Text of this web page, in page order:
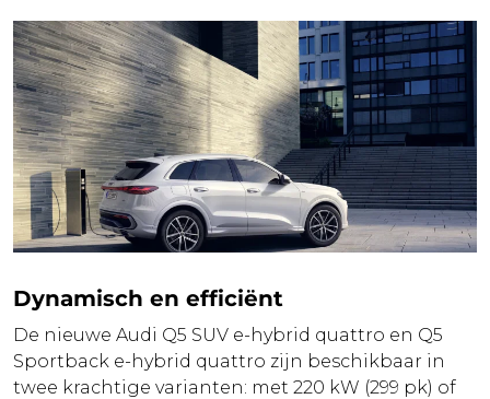
Dynamisch en efficiënt
De nieuwe Audi Q5 SUV e-hybrid quattro en Q5
Sportback e-hybrid quattro zijn beschikbaar in
twee krachtige varianten: met 220 kW (299 pk) of